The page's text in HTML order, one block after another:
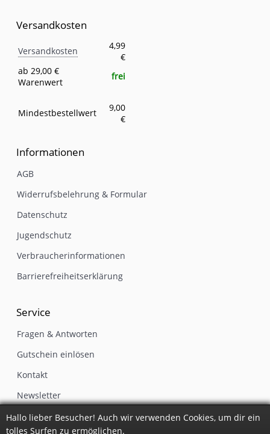
Versandkosten
Eigenschaft
Versandkosten
4,99
€
ab 29,00 €
Warenwert
frei
Mindestbestellwert
9,00
€
Informationen
AGB
Widerrufsbelehrung & Formular
Datenschutz
Jugendschutz
Verbraucherinformationen
Barrierefreiheitserklärung
Service
Fragen & Antworten
Gutschein einlösen
Kontakt
Newsletter
Impressum
Hallo lieber Besucher! Auch wir verwenden Cookies, um dir ein
tolles Surfen zu ermöglichen.